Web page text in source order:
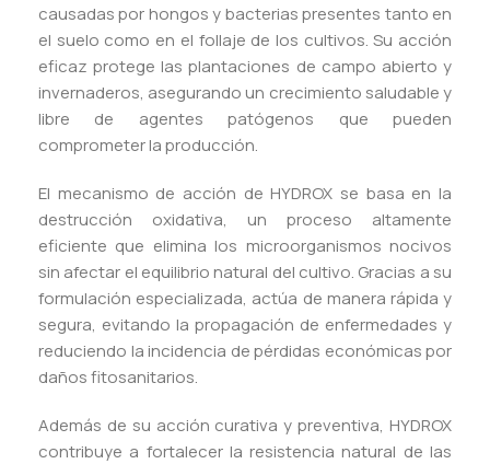
causadas por hongos y bacterias presentes tanto en
el suelo como en el follaje de los cultivos. Su acción
eficaz protege las plantaciones de campo abierto y
invernaderos, asegurando un crecimiento saludable y
libre de agentes patógenos que pueden
comprometer la producción.
El mecanismo de acción de HYDROX se basa en la
destrucción oxidativa, un proceso altamente
eficiente que elimina los microorganismos nocivos
sin afectar el equilibrio natural del cultivo. Gracias a su
formulación especializada, actúa de manera rápida y
segura, evitando la propagación de enfermedades y
reduciendo la incidencia de pérdidas económicas por
daños fitosanitarios.
Además de su acción curativa y preventiva, HYDROX
contribuye a fortalecer la resistencia natural de las